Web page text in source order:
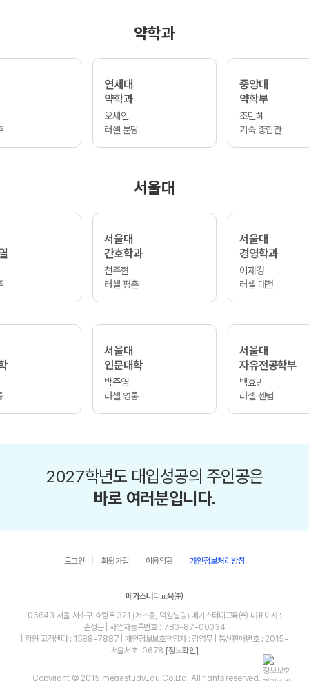
약학과
연세대
약학과
오세인
러셀 분당
중앙대
약학부
조민혜
기숙 종합관
서울대
서울대
간호학과
천주현
러셀 평촌
서울대
경영학과
이재경
러셀 대전
서울대
인문대학
박준영
러셀 영통
서울대
자유전공학부
백효민
러셀 센텀
2027학년도 대입성공의 주인공은
바로 여러분입니다.
로그인 회원가입 이용약관 개인정보처리방침
메가스터디교육㈜
06643 서울 서초구 효령로 321 (서초동, 덕원빌딩) 메가스터디교육㈜ 대표이사 :
손성은 | 사업자등록번호 : 780-87-00034
| 학원 고객센터 : 1588-7887 | 개인정보보호책임자 : 김영무 | 통신판매번호 : 2015-
서울서초-0678 [정보확인]
Copyright © 2015 megastudyEdu.Co.Ltd. All rights reserved.